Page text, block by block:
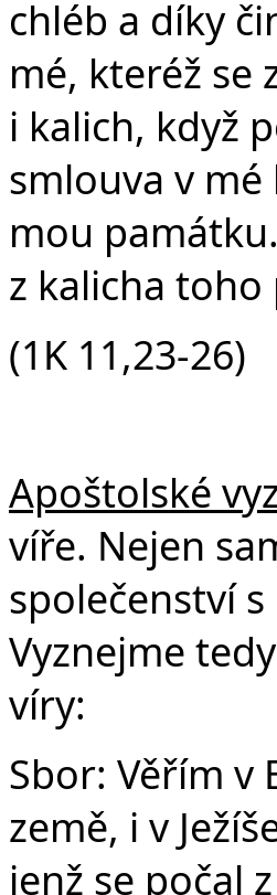
chléb a díky
mé, kteréž se
i kalich, když
smlouva v
mou
z kalicha
(1K 11,23-26)
Apoštolské
víře. Nejen
společenství
Vyznejme
víry:
Sbor: Věřím v
země, i v
jenž se počal